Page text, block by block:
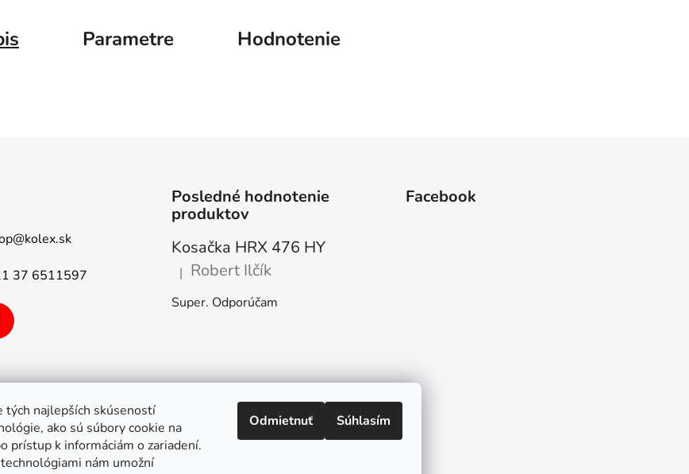
tých najlepších skúseností
ako sú súbory cookie na
prístup k informáciám o zariadení.
nám umožní
Odmietnuť Súhlasím
Parametre Hodnotenie
@kolex.sk
37 6511597
Posledné hodnotenie
produktov
Kosačka HRX 476 HY
Hodnotenie produktu je 5 z 5 hviezdičiek.
| Robert Ilčík
Super. Odporúčam
Facebook